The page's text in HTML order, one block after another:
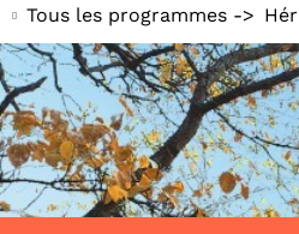
Tous les programmes ->